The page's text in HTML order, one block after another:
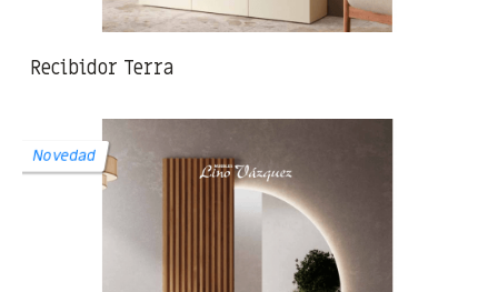
Recibidor Terra
Novedad